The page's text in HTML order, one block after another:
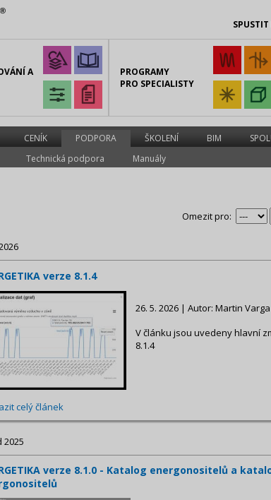
A
PROGRAMY
PRO SPECIALISTY
CENÍK PODPORA ŠKOLENÍ BIM
Technická podpora Manuály
Omezit pro:
verze 8.1.4
26. 5. 2026 | Autor: Martin Varga
V článku jsou uvedeny hlavní
8.1.4
celý článek
2025
verze 8.1.0 - Katalog energonositelů a